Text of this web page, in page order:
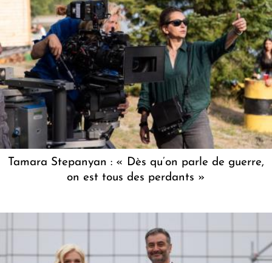
Tamara Stepanyan : « Dès qu’on parle de guerre,
on est tous des perdants »